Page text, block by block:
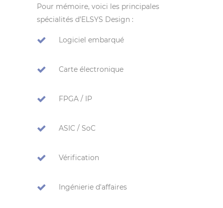
Pour mémoire, voici les principales
spécialités d’ELSYS Design :
Logiciel embarqué
Carte électronique
FPGA / IP
ASIC / SoC
Vérification
Ingénierie d'affaires